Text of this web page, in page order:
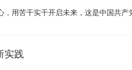
，用苦干实干开启未来，这是中国共
实践